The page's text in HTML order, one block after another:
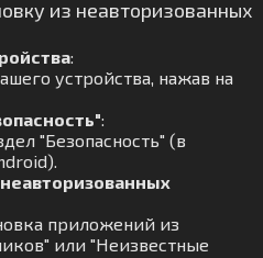
из неавторизованных
:
устройства, нажав на
:
"Безопасность" (в
приложений из
или "Неизвестные